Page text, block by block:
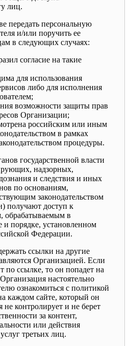
лиц.
передать персональную
и/или поручить ее
в следующих случаях:
согласие на такие
для использования
либо для исполнения
возможности защиты прав
Организации;
российским или иным
в рамках
процедуры.
государственной власти
надзорных,
и следствия и иных
по основаниям,
законодательством
получают доступ к
обрабатываемым в
порядке, установленном
Федерации.
ссылки на другие
Организацией. Если
по ссылке, то он попадет на
настоятельно
ознакомиться с политикой
каждом сайте, который он
не контролирует и не берет
за контент,
или действия
третьих лиц.